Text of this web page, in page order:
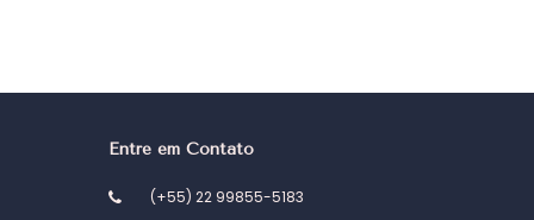
Entre em Contato
(+55) 22 99855-5183